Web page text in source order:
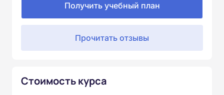
Получить учебный план
Прочитать отзывы
Стоимость курса